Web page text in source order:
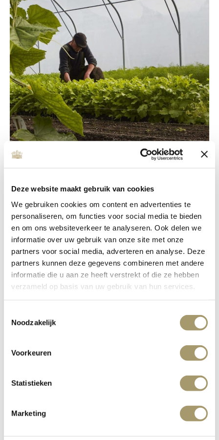
Deze website maakt gebruik van cookies
We gebruiken cookies om content en advertenties te
personaliseren, om functies voor social media te bieden
en om ons websiteverkeer te analyseren. Ook delen we
informatie over uw gebruik van onze site met onze
partners voor social media, adverteren en analyse. Deze
partners kunnen deze gegevens combineren met andere
informatie die u aan ze heeft verstrekt of die ze hebben
verzameld op basis van uw gebruik van hun services.
Noodzakelijk
Voorkeuren
Statistieken
Marketing
Lindenhoff
› Lees verder